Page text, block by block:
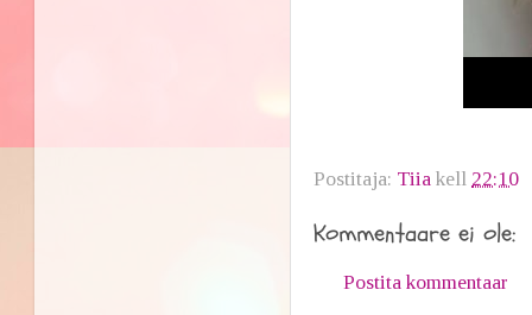
Postitaja: Tiia kell 22:10
Kommentaare ei ole:
Postita kommentaar